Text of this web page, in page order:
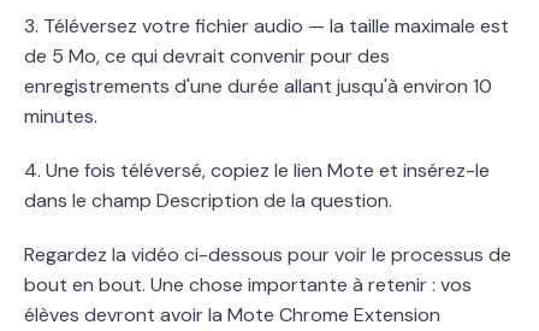
3. Téléversez votre fichier audio — la taille maximale est
de 5 Mo, ce qui devrait convenir pour des
enregistrements d'une durée allant jusqu'à environ 10
minutes.
4. Une fois téléversé, copiez le lien Mote et insérez-le
dans le champ Description de la question.
Regardez la vidéo ci-dessous pour voir le processus de
bout en bout. Une chose importante à retenir : vos
élèves devront avoir la Mote Chrome Extension